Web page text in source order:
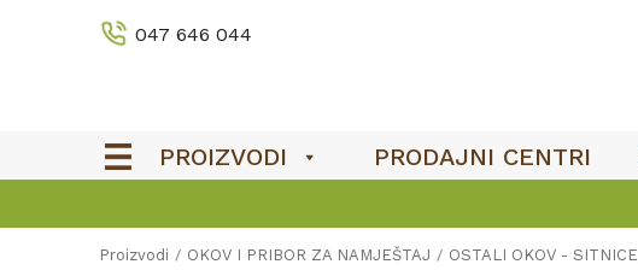
047 646 044
PROIZVODI PRODAJNI CENTRI
Proizvodi OKOV I PRIBOR ZA NAMJEŠTAJ OSTALI OKOV - SITNICE